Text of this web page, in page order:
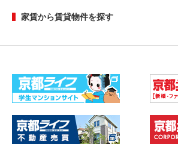
家賃から賃貸物件を探す